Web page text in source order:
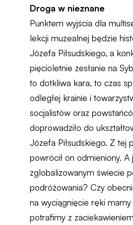
Droga w nieznane
Punktem wyjścia dla
lekcji muzealnej będzie
Józefa Piłsudskiego, a
pięcioletnie zesłanie na
to dotkliwa kara, to czas
odległej krainie i
socjalistów oraz
doprowadziło do
Józefa Piłsudskiego. Z tej
powrócił on odmieniony. A
zglobalizowanym świecie
podróżowania? Czy
na wyciągnięcie ręki mamy
potrafimy z